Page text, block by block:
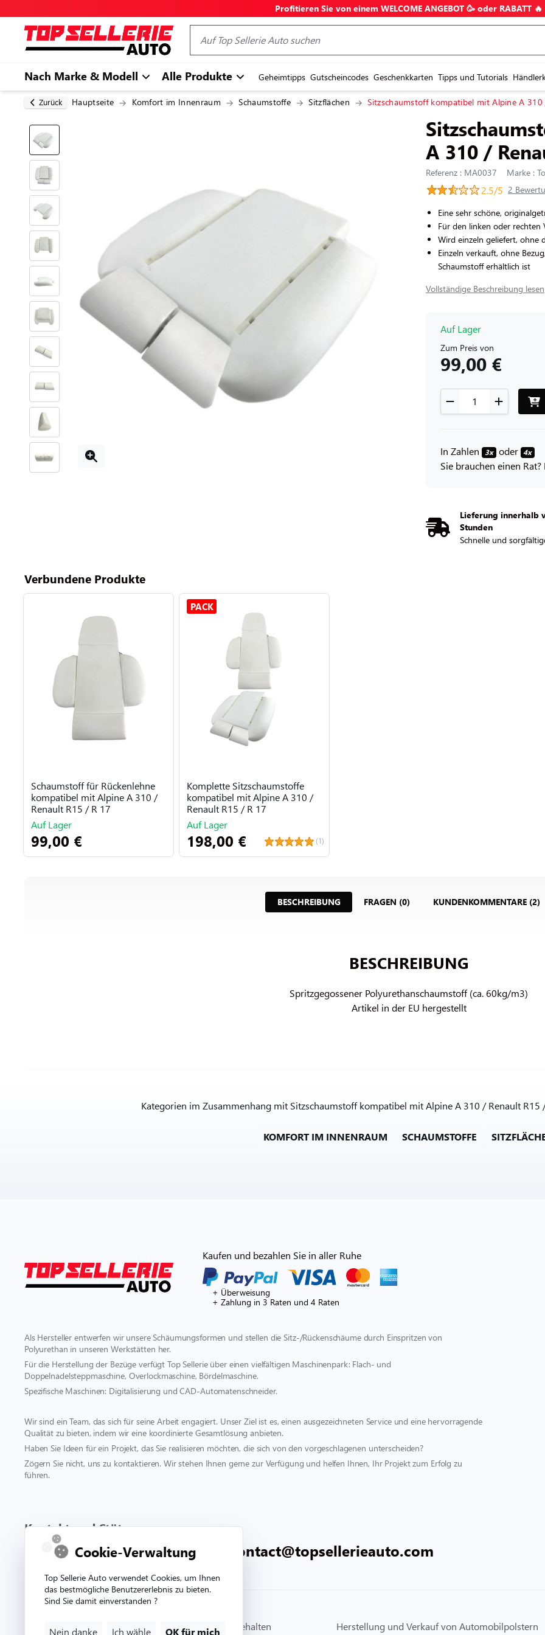
Profitieren Sie von einem WELCOME ANGEBOT 🥳 oder RABATT 🔥
Nach Marke & Modell Alle Produkte Geheimtipps Gutscheincodes Geschenkkarten Tipps und Tutorials
Zurück Hauptseite Komfort im Innenraum Schaumstoffe Sitzflächen Sitzschaumstoff kompatibel mit Alpine A
A 310 /
Referenz : MA0037 Marke :
2.5/5 2
Eine sehr schöne,
Für den linken oder rechten
Wird einzeln geliefert, ohne
Einzeln verkauft, ohne
Schaumstoff erhältlich ist
Vollständige Beschreibung lesen
Auf Lager
Zum Preis von
99,00 €
In Zahlen 3x oder 4x
Sie brauchen einen
Lieferung innerhalb
Stunden
Schnelle und
Verbundene Produkte
Schaumstoff für Rückenlehne
kompatibel mit Alpine A 310 /
Renault R15 / R 17
Auf Lager
99,00 €
PACK
Komplette Sitzschaumstoffe
kompatibel mit Alpine A 310 /
Renault R15 / R 17
(1)
Auf Lager
198,00 €
BESCHREIBUNG FRAGEN (0) KUNDENKOMMENTARE (2)
BESCHREIBUNG
Spritzgegossener Polyurethanschaumstoff (ca. 60kg/m3)
Artikel in der EU hergestellt
Kategorien im Zusammenhang mit Sitzschaumstoff kompatibel mit Alpine A 310 / Renault R15
KOMFORT IM INNENRAUM SCHAUMSTOFFE
Kaufen und bezahlen Sie in aller Ruhe
+ Überweisung
+ Zahlung in 3 Raten und 4 Raten
Als Hersteller entwerfen wir unsere Schäumungsformen und stellen die Sitz-/Rückenschäume durch Einspritzen von
Polyurethan in unseren Werkstätten her.
Für die Herstellung der Bezüge verfügt Top Sellerie über einen vielfältigen Maschinenpark: Flach- und
Doppelnadelsteppmaschine, Overlockmaschine, Bördelmaschine.
Spezifische Maschinen: Digitalisierung und CAD-Automatenschneider.
Wir sind ein Team, das sich für seine Arbeit engagiert. Unser Ziel ist es, einen ausgezeichneten Service und eine hervorragende
Qualität zu bieten, indem wir eine koordinierte Gesamtlösung anbieten.
Haben Sie Ideen für ein Projekt, das Sie realisieren möchten, die sich von den vorgeschlagenen unterscheiden?
Zögern Sie nicht, uns zu kontaktieren. Wir stehen Ihnen gerne zur Verfügung und helfen Ihnen, Ihr Projekt zum Erfolg zu
führen.
Kontakt und Stütze
00 332 33 81 71 90 contact@topsellerieauto.com
© Copyright 2026. Topsellerieauto Alle Rechte vorbehalten Herstellung und Verkauf von Automobilpolstern
Cookie-Verwaltung
Top Sellerie Auto verwendet Cookies, um Ihnen
das bestmögliche Benutzererlebnis zu bieten.
Sind Sie damit einverstanden ?
Nein danke Ich wähle OK für mich